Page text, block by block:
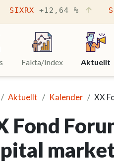
SIXRX +12,64 %
Fakta/Index Aktuellt
Aktuellt Kalender XX
Fond